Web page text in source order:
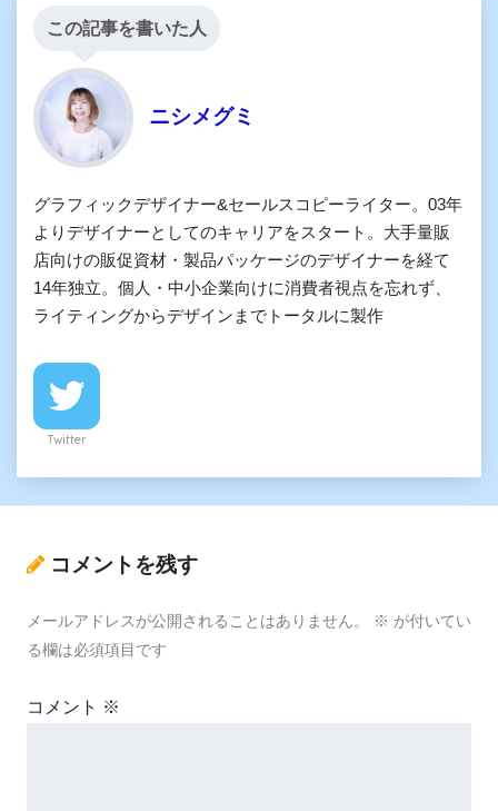
この記事を書いた人
ニシメグミ
グラフィックデザイナー&セールスコピーライター。03年
よりデザイナーとしてのキャリアをスタート。大手量販
店向けの販促資材・製品パッケージのデザイナーを経て
14年独立。個人・中小企業向けに消費者視点を忘れず、
ライティングからデザインまでトータルに製作
Twitter
コメントを残す
メールアドレスが公開されることはありません。 ※ が付いてい
る欄は必須項目です
コメント ※